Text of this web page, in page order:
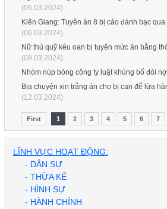
(06.03.2024)
Kiên Giang: Tuyên án 8 bị cáo đánh bạc
(06.03.2024)
Nữ thủ quỹ kêu oan bị tuyên mức án bằng
(08.03.2024)
Nhóm núp bóng công ty luật khủng bố đòi
Bịa chuyện xin trắng án cho bị can để lừa
(12.03.2024)
First 1 2 3 4 5 6 7
LĨNH VỰC HOẠT ĐỘNG:
- DÂN SỰ
- THỪA KẾ
- HÌNH SỰ
- HÀNH CHÍNH